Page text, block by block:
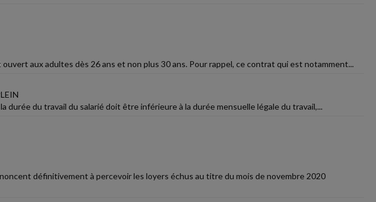
aux adultes dès 26 ans et non plus 30 ans. Pour rappel, ce contrat qui est notamment...
durée du travail du salarié doit être inférieure à la durée mensuelle légale du travail,...
définitivement à percevoir les loyers échus au titre du mois de novembre 2020